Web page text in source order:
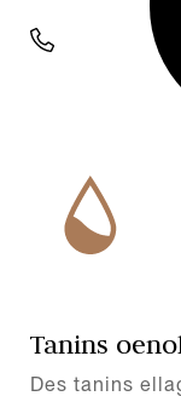
Tanins
Des tanins